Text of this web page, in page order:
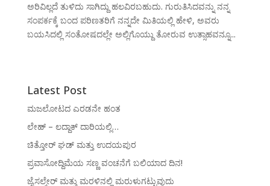
ಅರಿವಿಲ್ಲದೆ ತುಳಿದು ಸಾಗಿದ್ದು ಹಲವಿರಬಹುದು. ಗುರುತಿಸಿದವನ್ನು ನನ್ನ
ಸಂಪರ್ಕಕ್ಕೆ ಬಂದ ಪರಿಣತರಿಗೆ ನನ್ನದೇ ಮಿತಿಯಲ್ಲಿ ಹೇಳಿ, ಅವರು
ಬಯಸಿದಲ್ಲಿ ಸಂತೋಷದಲ್ಲೇ ಅಲ್ಲಿಗೊಯ್ದು ತೋರುವ ಉತ್ಸಾಹವನ್ನೂ...
Latest Post
ಮಜಲೋಟದ ಎರಡನೇ ಹಂತ
ಲೇಹ್ – ಲದ್ದಾಕ್ ದಾರಿಯಲ್ಲಿ…
ಚಿತ್ತೋರ್ ಘಡ್ ಮತ್ತು ಉದಯಪುರ
ಪ್ರವಾಸೋದ್ದಿಮೆಯ ಸಣ್ಣ ವಂಚನೆಗೆ ಬಲಿಯಾದ ದಿನ!
ಜೈಸಲ್ಮೇರ್ ಮತ್ತು ಮರಳಿನಲ್ಲಿ ಮರುಳುಗಟ್ಟುವುದು